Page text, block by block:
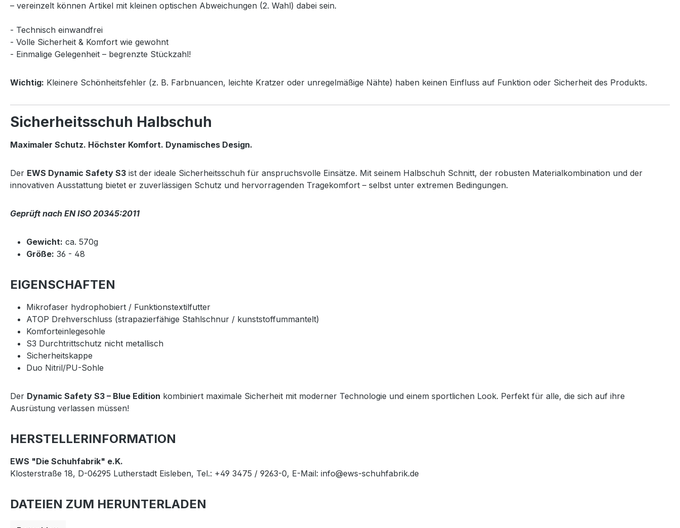
– vereinzelt können Artikel mit kleinen optischen Abweichungen (2. Wahl) dabei sein.
- Technisch einwandfrei
- Volle Sicherheit & Komfort wie gewohnt
- Einmalige Gelegenheit – begrenzte Stückzahl!
Wichtig: Kleinere Schönheitsfehler (z. B. Farbnuancen, leichte Kratzer oder unregelmäßige Nähte) haben keinen Einfluss auf Funktion oder Sicherheit des Produkts.
Sicherheitsschuh Halbschuh
Maximaler Schutz. Höchster Komfort. Dynamisches Design.
Der EWS Dynamic Safety S3 ist der ideale Sicherheitsschuh für anspruchsvolle Einsätze. Mit seinem Halbschuh Schnitt, der robusten Materialkombination und der
innovativen Ausstattung bietet er zuverlässigen Schutz und hervorragenden Tragekomfort – selbst unter extremen Bedingungen.
Geprüft nach EN ISO 20345:2011
Gewicht: ca. 570g
Größe: 36 - 48
EIGENSCHAFTEN
Mikrofaser hydrophobiert / Funktionstextilfutter
ATOP Drehverschluss (strapazierfähige Stahlschnur / kunststoffummantelt)
Komforteinlegesohle
S3 Durchtrittschutz nicht metallisch
Sicherheitskappe
Duo Nitril/PU-Sohle
Der Dynamic Safety S3 – Blue Edition kombiniert maximale Sicherheit mit moderner Technologie und einem sportlichen Look. Perfekt für alle, die sich auf ihre
Ausrüstung verlassen müssen!
HERSTELLERINFORMATION
EWS "Die Schuhfabrik" e.K.
Klosterstraße 18, D-06295 Lutherstadt Eisleben, Tel.: +49 3475 / 9263-0, E-Mail: info@ews-schuhfabrik.de
DATEIEN ZUM HERUNTERLADEN